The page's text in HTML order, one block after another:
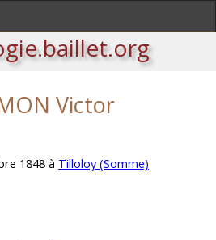
Victor
1848 à Tilloloy (Somme)